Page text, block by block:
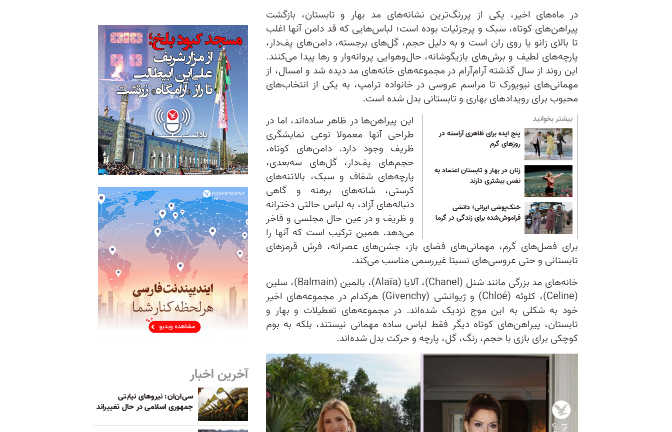
در ماه‌های اخیر، یکی از پررنگ‌ترین نشانه‌های مد بهار و تابستان، بازگشت
پیراهن‌های کوتاه، سبک و پرجزئیات بوده است؛ لباس‌هایی که قد دامن آنها اغلب
تا بالای زانو یا روی ران است و به دلیل حجم، گل‌های برجسته، دامن‌های پف‌دار،
پارچه‌های لطیف و برش‌های بازیگوشانه، حال‌وهوایی پروانه‌وار و رها پیدا می‌کنند.
این روند از سال گذشته آرام‌آرام در مجموعه‌های خانه‌های مد دیده شد و امسال، از
مهمانی‌های نیویورک تا مراسم عروسی در خانواده ترامپ، به یکی از انتخاب‌های
محبوب برای رویدادهای بهاری و تابستانی بدل شده است.
بیشتر بخوانید
پنج ایده برای ظاهری آراسته در
روزهای گرم
زنان در بهار و تابستان اعتماد به
‌نفس بیشتری دارند
خنک‌پوشی ایرانی؛ دانشی
فراموش‌شده برای زندگی در گرما
این پیراهن‌ها در ظاهر ساده‌اند، اما در
طراحی آنها معمولا نوعی نمایشگری
ظریف وجود دارد. دامن‌های کوتاه،
حجم‌های پف‌دار، گل‌های سه‌بعدی،
پارچه‌های شفاف و سبک، بالاتنه‌های
کرستی، شانه‌های برهنه و گاهی
دنباله‌های آزاد، به لباس حالتی دخترانه
و ظریف و در عین حال مجلسی و فاخر
می‌دهد. همین ترکیب است که آنها را
برای فصل‌های گرم، مهمانی‌های فضای باز، جشن‌های عصرانه، فرش قرمزهای
تابستانی و حتی عروسی‌های نسبتا غیررسمی مناسب می‌کند.
خانه‌های مد بزرگی مانند شنل (Chanel)، آلایا (Alaïa)، بالمین (Balmain)، سلین
(Celine)، کلوئه (Chloé) و ژیوانشی (Givenchy) هرکدام در مجموعه‌های اخیر
خود به شکلی به این موج نزدیک شده‌اند. در مجموعه‌های تعطیلات و بهار و
تابستان، پیراهن‌های کوتاه دیگر فقط لباس ساده مهمانی نیستند، بلکه به بوم
کوچکی برای بازی با حجم، رنگ، گل، پارچه و حرکت بدل شده‌اند.
آخرین اخبار
سی‌ان‌ان: نیروهای نیابتی
جمهوری اسلامی در حال تغییر‌اند